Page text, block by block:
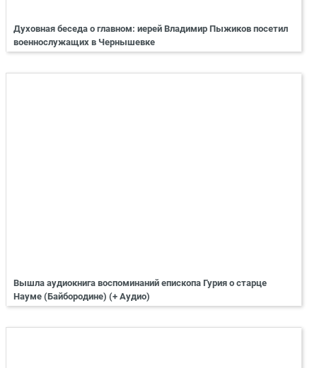
Духовная беседа о главном: иерей Владимир Пыжиков посетил
военнослужащих в Чернышевке
Вышла аудиокнига воспоминаний епископа Гурия о старце
Науме (Байбородине) (+ Аудио)